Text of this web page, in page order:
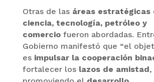
Otras de las áreas estratégicas
ciencia, tecnología, petróleo y
comerciofueron abordadas.
Gobierno manifestó que “el
es impulsar la cooperación
fortalecer los lazos de amistad,